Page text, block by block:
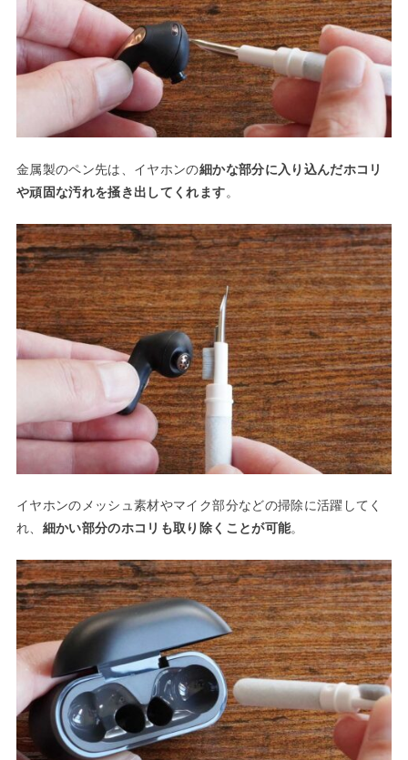
金属製のペン先は、イヤホンの細かな部分に入り込んだホコリ
や頑固な汚れを掻き出してくれます。
イヤホンのメッシュ素材やマイク部分などの掃除に活躍してく
れ、 細かい部分のホコリも取り除くことが可能。